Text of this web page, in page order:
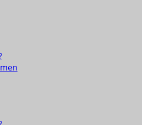
für und von MSlern